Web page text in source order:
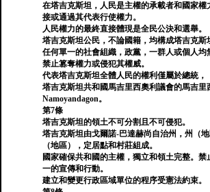
在塔吉克斯坦，人民是主權的承載者和國家權
接或通過其代表行使權力。
人民權力的最終直接體現是全民公決和選舉。
塔吉克斯坦公民，不論國籍，均構成塔吉克斯
任何單一的社會組織，政黨，一群人或個人均
禁止篡奪權力或侵犯其權威。
代表塔吉克斯坦全體人民的權利僅屬於總統，
塔吉克斯坦共和國馬吉里西奧利議會的馬吉里
Namoyandagon。
第7條
塔吉克斯坦的領土不可分割且不可侵犯。
塔吉克斯坦由戈爾諾-巴達赫尚自治州，州（
（地區），定居點和村莊組成。
國家確保共和國的主權，獨立和領土完整。
一的宣傳和行動。
建立和變更行政區域單位的程序受憲法約束。